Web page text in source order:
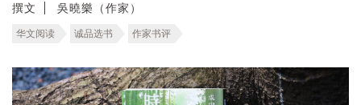
撰文 吳曉樂（作家）
华文阅读 诚品选书 作家书评